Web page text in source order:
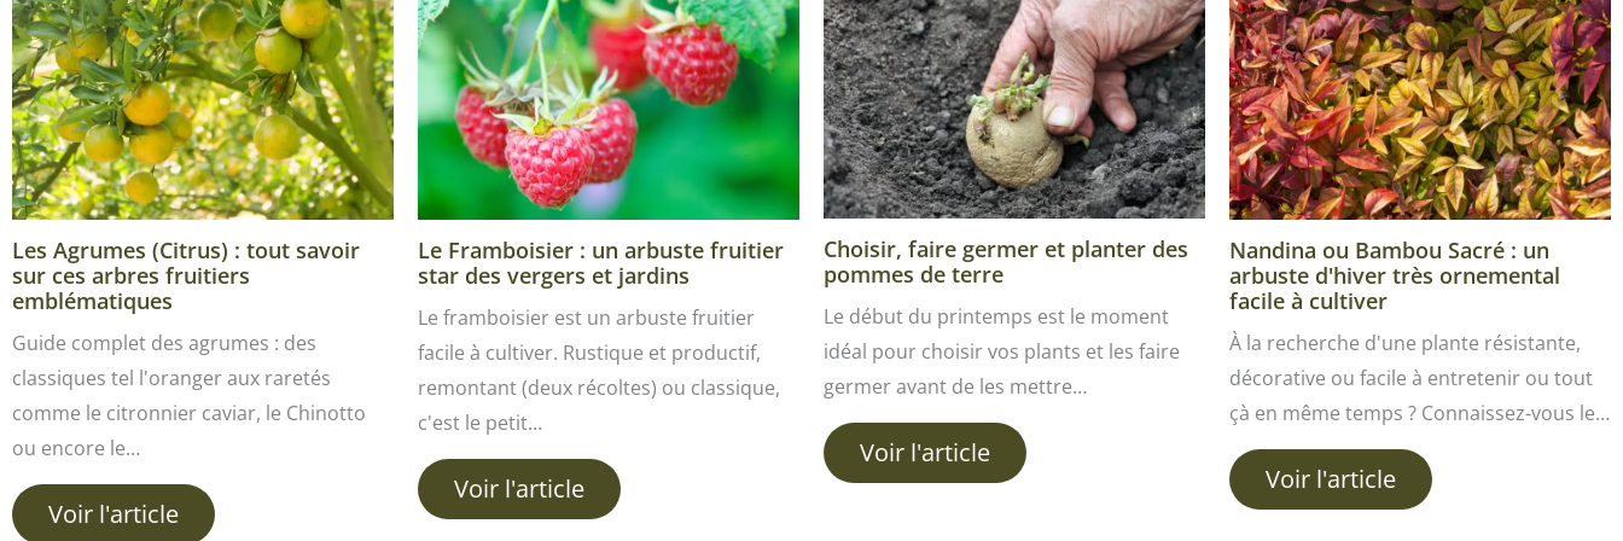
Les Agrumes (Citrus) : tout savoir
sur ces arbres fruitiers
emblématiques
Guide complet des agrumes : des
classiques tel l'oranger aux raretés
comme le citronnier caviar, le Chinotto
ou encore le…
Voir l'article
Le Framboisier : un arbuste fruitier
star des vergers et jardins
Le framboisier est un arbuste fruitier
facile à cultiver. Rustique et productif,
remontant (deux récoltes) ou classique,
c'est le petit…
Voir l'article
Choisir, faire germer et planter des
pommes de terre
Le début du printemps est le moment
idéal pour choisir vos plants et les faire
germer avant de les mettre…
Voir l'article
Nandina ou Bambou Sacré : un
arbuste d'hiver très ornemental
facile à cultiver
À la recherche d'une plante résistante,
décorative ou facile à entretenir ou tout
çà en même temps ? Connaissez-vous le…
Voir l'article